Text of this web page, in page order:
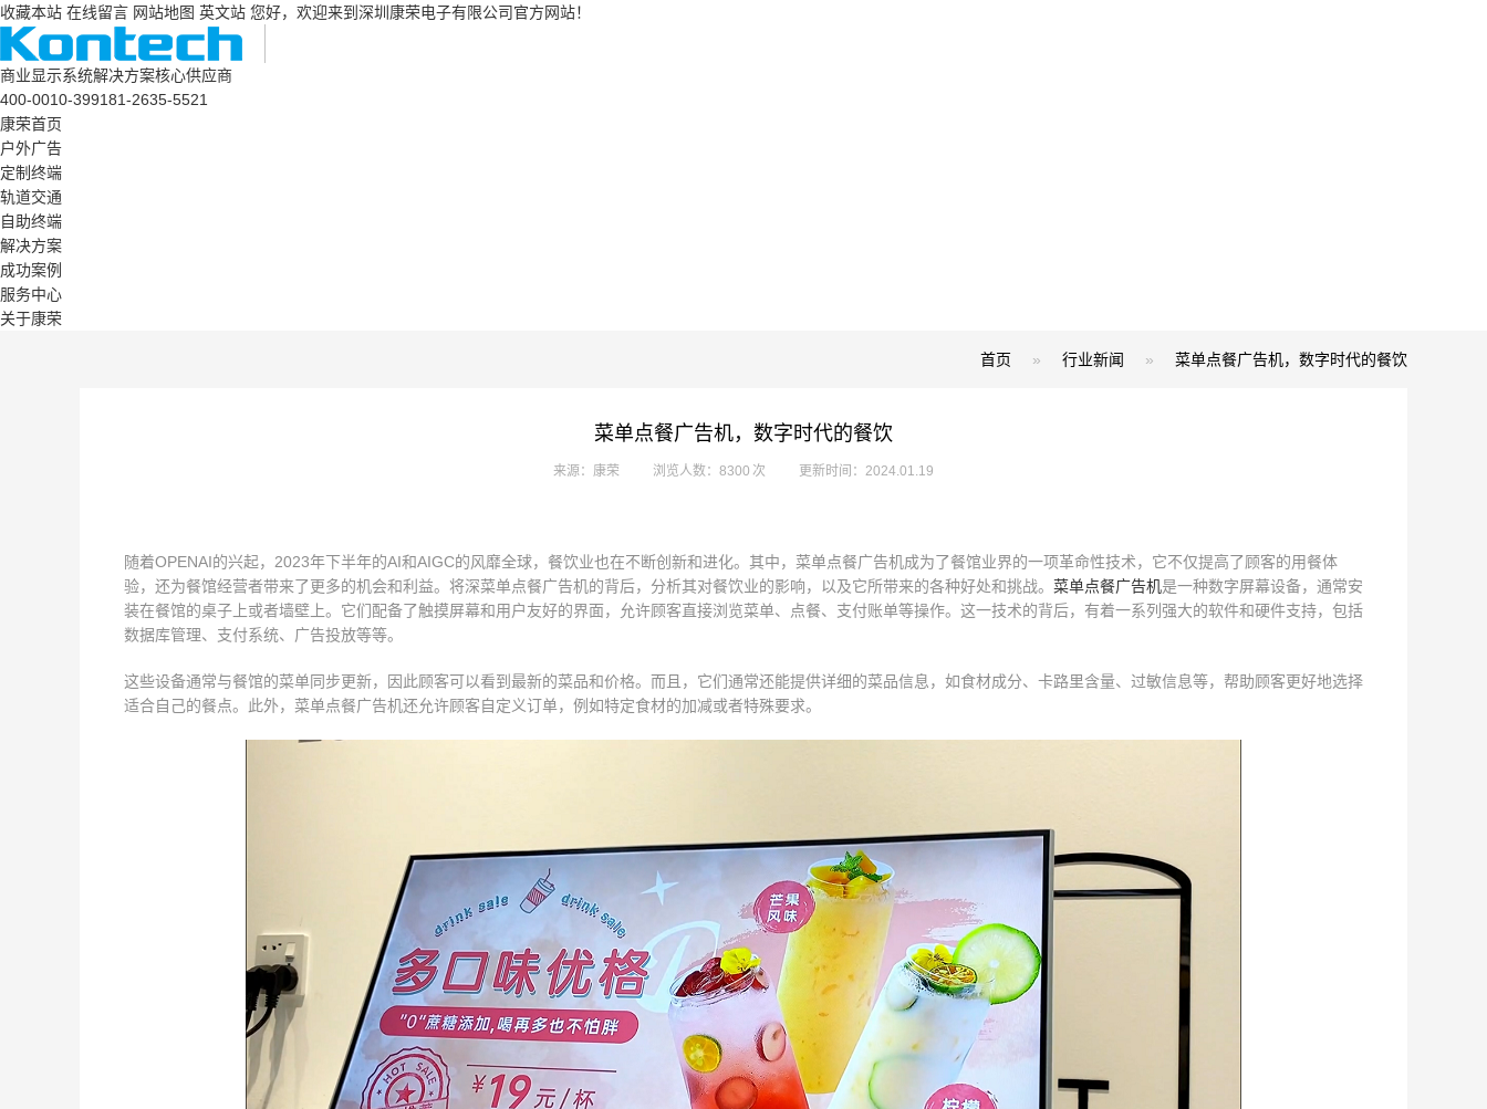
收藏本站 在线留言 网站地图 英文站 您好，欢迎来到深圳康荣电子有限公司官方网站！
商业显示系统解决方案核心供应商
400-0010-399181-2635-5521
康荣首页
户外广告
定制终端
轨道交通
自助终端
解决方案
成功案例
服务中心
关于康荣
首页 » 行业新闻 » 菜单点餐广告机，数字时代的餐饮
菜单点餐广告机，数字时代的餐饮
来源：康荣 浏览人数：8300 次 更新时间：2024.01.19
随着OPENAI的兴起，2023年下半年的AI和AIGC的风靡全球，餐饮业也在不断创新和进化。其中，菜单点餐广告机成为了餐馆业界的一项革命性技术，它不仅提高了顾客的用餐体
验，还为餐馆经营者带来了更多的机会和利益。将深菜单点餐广告机的背后，分析其对餐饮业的影响，以及它所带来的各种好处和挑战。 菜单点餐广告机是一种数字屏幕设备，通常安
装在餐馆的桌子上或者墙壁上。它们配备了触摸屏幕和用户友好的界面，允许顾客直接浏览菜单、点餐、支付账单等操作。这一技术的背后，有着一系列强大的软件和硬件支持，包括
数据库管理、支付系统、广告投放等等。
这些设备通常与餐馆的菜单同步更新，因此顾客可以看到最新的菜品和价格。而且，它们通常还能提供详细的菜品信息，如食材成分、卡路里含量、过敏信息等，帮助顾客更好地选择
适合自己的餐点。此外，菜单点餐广告机还允许顾客自定义订单，例如特定食材的加减或者特殊要求。